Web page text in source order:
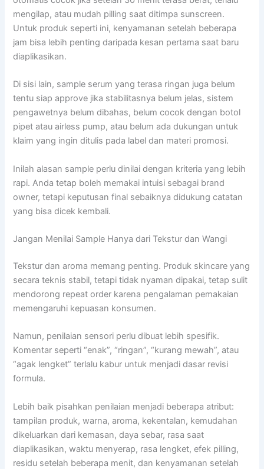
mengilap, atau mudah pilling saat ditimpa sunscreen.
Untuk produk seperti ini, kenyamanan setelah beberapa
jam bisa lebih penting daripada kesan pertama saat baru
diaplikasikan.
Di sisi lain, sample serum yang terasa ringan juga belum
tentu siap approve jika stabilitasnya belum jelas, sistem
pengawetnya belum dibahas, belum cocok dengan botol
pipet atau airless pump, atau belum ada dukungan untuk
klaim yang ingin ditulis pada label dan materi promosi.
Inilah alasan sample perlu dinilai dengan kriteria yang lebih
rapi. Anda tetap boleh memakai intuisi sebagai brand
owner, tetapi keputusan final sebaiknya didukung catatan
yang bisa dicek kembali.
Jangan Menilai Sample Hanya dari Tekstur dan Wangi
Tekstur dan aroma memang penting. Produk skincare yang
secara teknis stabil, tetapi tidak nyaman dipakai, tetap sulit
mendorong repeat order karena pengalaman pemakaian
memengaruhi kepuasan konsumen.
Namun, penilaian sensori perlu dibuat lebih spesifik.
Komentar seperti “enak”, “ringan”, “kurang mewah”, atau
“agak lengket” terlalu kabur untuk menjadi dasar revisi
formula.
Lebih baik pisahkan penilaian menjadi beberapa atribut:
tampilan produk, warna, aroma, kekentalan, kemudahan
dikeluarkan dari kemasan, daya sebar, rasa saat
diaplikasikan, waktu menyerap, rasa lengket, efek pilling,
residu setelah beberapa menit, dan kenyamanan setelah